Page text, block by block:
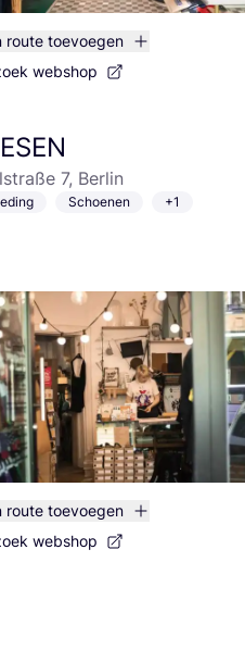
route toevoegen
webshop
7, Berlin
Schoenen +1
route toevoegen
webshop